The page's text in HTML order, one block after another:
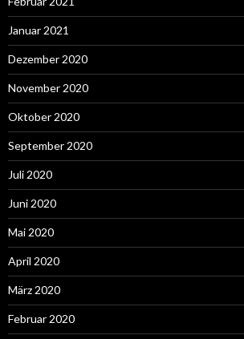
Januar 2021
Dezember 2020
November 2020
Oktober 2020
September 2020
Juli 2020
Juni 2020
Mai 2020
April 2020
März 2020
Februar 2020